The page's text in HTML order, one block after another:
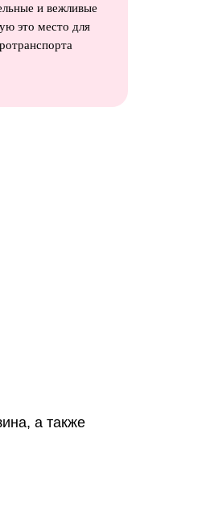
и вежливые
это место для
а также